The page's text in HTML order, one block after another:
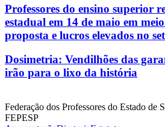
Professores do ensino superior
estadual em 14 de maio em
proposta e lucros elevados no
Dosimetria: Vendilhões das
irão para o lixo da história
Federação dos Professores do Estado de
FEPESP